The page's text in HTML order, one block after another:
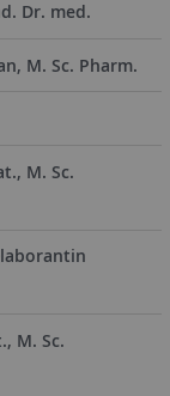
Dr. med.
M. Sc. Pharm.
M. Sc.
M. Sc.